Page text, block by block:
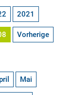
2021
Vorherige
Mai